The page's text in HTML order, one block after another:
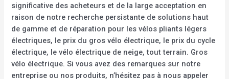
significative des acheteurs et de la large acceptation en
raison de notre recherche persistante de solutions haut
de gamme et de réparation pour les vélos pliants légers
électriques, le prix du gros vélo électrique, le prix du cycle
électrique, le vélo électrique de neige, tout terrain. Gros
vélo électrique. Si vous avez des remarques sur notre
entreprise ou nos produits, n’hésitez pas à nous appeler